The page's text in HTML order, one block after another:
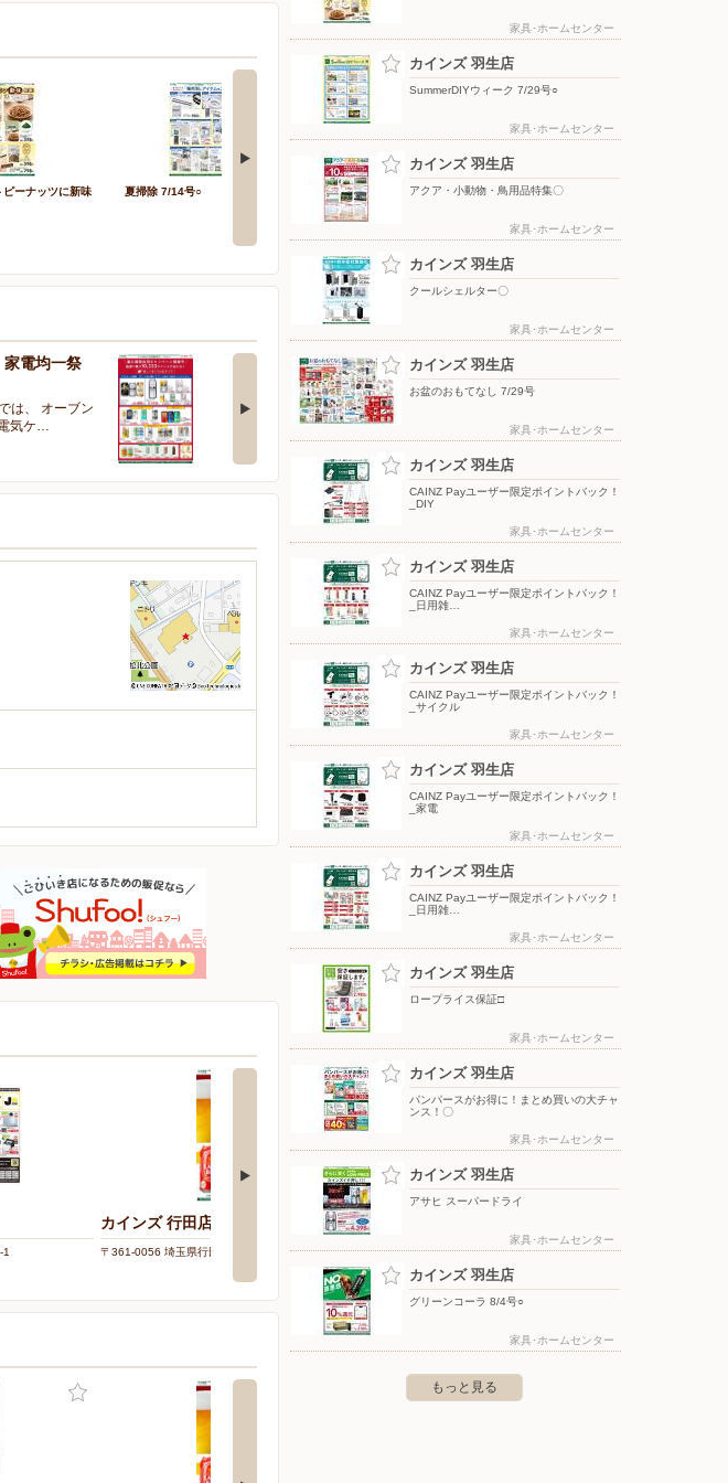
ピーナッツに新味
夏掃除 7/14号○ 夏のひんやり寝具 ポップアップテント
電均一祭
は、 オーブン
気ケ…
夏の酒類合同キャンペ
夏の酒類合同キャンペーン
開催中！ 抽選で最大…
1
カインズ 行田店
〒361-0056 埼玉県行田市持田780 〒347-0068 埼玉県加須市大門町20-58 ｶﾀｸﾗﾊﾟｰｸ内
家具･ホームセンター
カインズ 羽生店
SummerDIYウィーク 7/29号○
家具･ホームセンター
カインズ 羽生店
アクア・小動物・鳥用品特集〇
家具･ホームセンター
カインズ 羽生店
クールシェルター〇
家具･ホームセンター
カインズ 羽生店
お盆のおもてなし 7/29号
家具･ホームセンター
カインズ 羽生店
CAINZ Payユーザー限定ポイントバック！
_DIY
家具･ホームセンター
カインズ 羽生店
CAINZ Payユーザー限定ポイントバック！
_日用雑…
家具･ホームセンター
カインズ 羽生店
CAINZ Payユーザー限定ポイントバック！
_サイクル
家具･ホームセンター
カインズ 羽生店
CAINZ Payユーザー限定ポイントバック！
_家電
家具･ホームセンター
カインズ 羽生店
CAINZ Payユーザー限定ポイントバック！
_日用雑…
家具･ホームセンター
カインズ 羽生店
ロープライス保証□
家具･ホームセンター
カインズ 羽生店
パンパースがお得に！まとめ買いの大チャ
ンス！〇
家具･ホームセンター
カインズ 羽生店
アサヒ スーパードライ
家具･ホームセンター
カインズ 羽生店
グリーンコーラ 8/4号○
家具･ホームセンター
もっと見る